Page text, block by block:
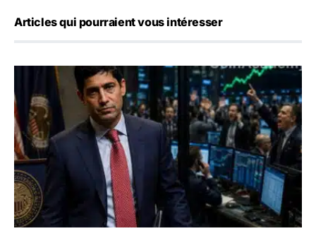
Articles qui pourraient vous intéresser
Emploi américain : 23 000 postes détruits en juillet, les